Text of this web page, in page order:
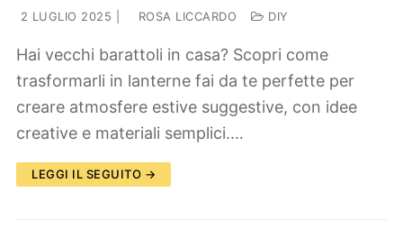
2 LUGLIO 2025 ROSA LICCARDO DIY
Hai vecchi barattoli in casa? Scopri come
trasformarli in lanterne fai da te perfette per
creare atmosfere estive suggestive, con idee
creative e materiali semplici.…
LEGGI IL SEGUITO →